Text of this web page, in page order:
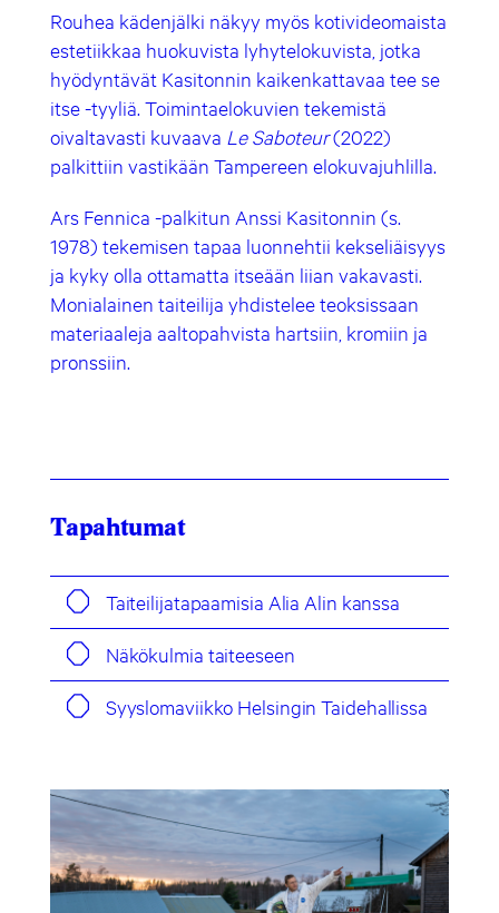
Rouhea kädenjälki näkyy myös kotivideomaista
estetiikkaa huokuvista lyhytelokuvista, jotka
hyödyntävät Kasitonnin kaikenkattavaa tee se
itse -tyyliä. Toimintaelokuvien tekemistä
oivaltavasti kuvaava Le Saboteur(2022)
palkittiin vastikään Tampereen elokuvajuhlilla.
Ars Fennica -palkitun Anssi Kasitonnin (s.
1978) tekemisen tapaa luonnehtii kekseliäisyys
ja kyky olla ottamatta itseään liian vakavasti.
Monialainen taiteilija yhdistelee teoksissaan
materiaaleja aaltopahvista hartsiin, kromiin ja
pronssiin.
Tapahtumat
Taiteilijatapaamisia Alia Alin kanssa
Näkökulmia taiteeseen
Syyslomaviikko Helsingin Taidehallissa